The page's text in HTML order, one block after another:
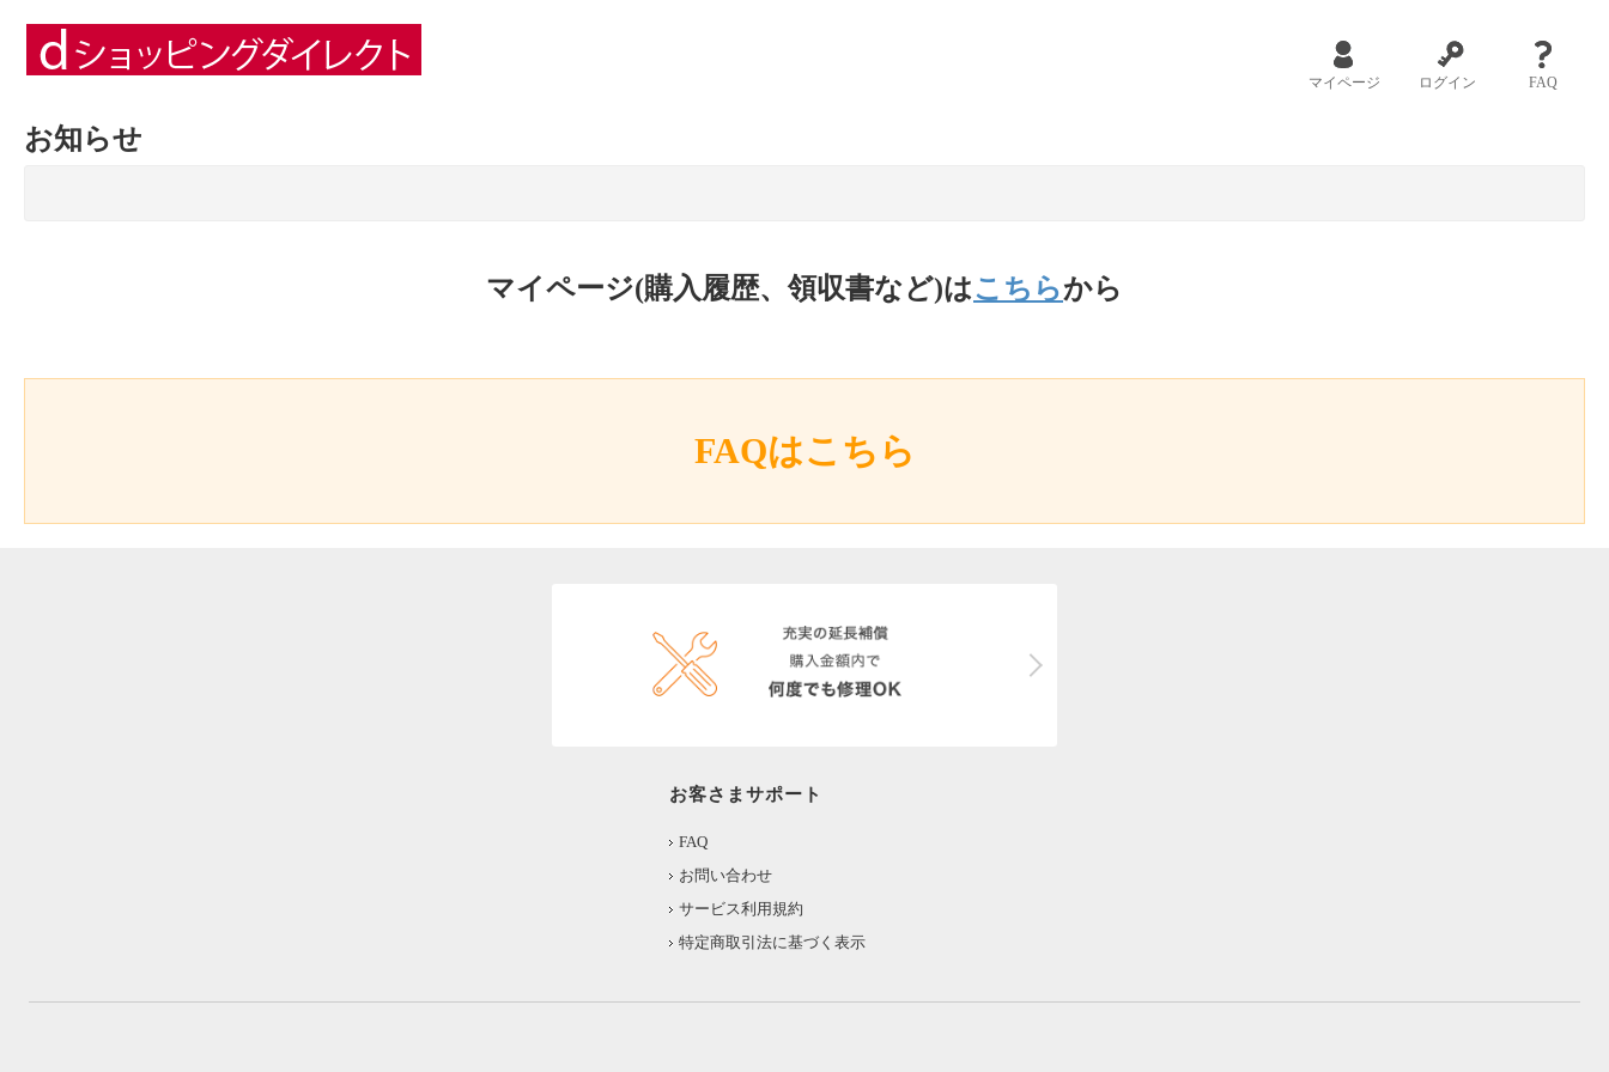
マイページ ログイン FAQ
お知らせ
マイページ(購入履歴、領収書など)はこちらから
FAQはこちら
お客さまサポート
FAQ
お問い合わせ
サービス利用規約
特定商取引法に基づく表示